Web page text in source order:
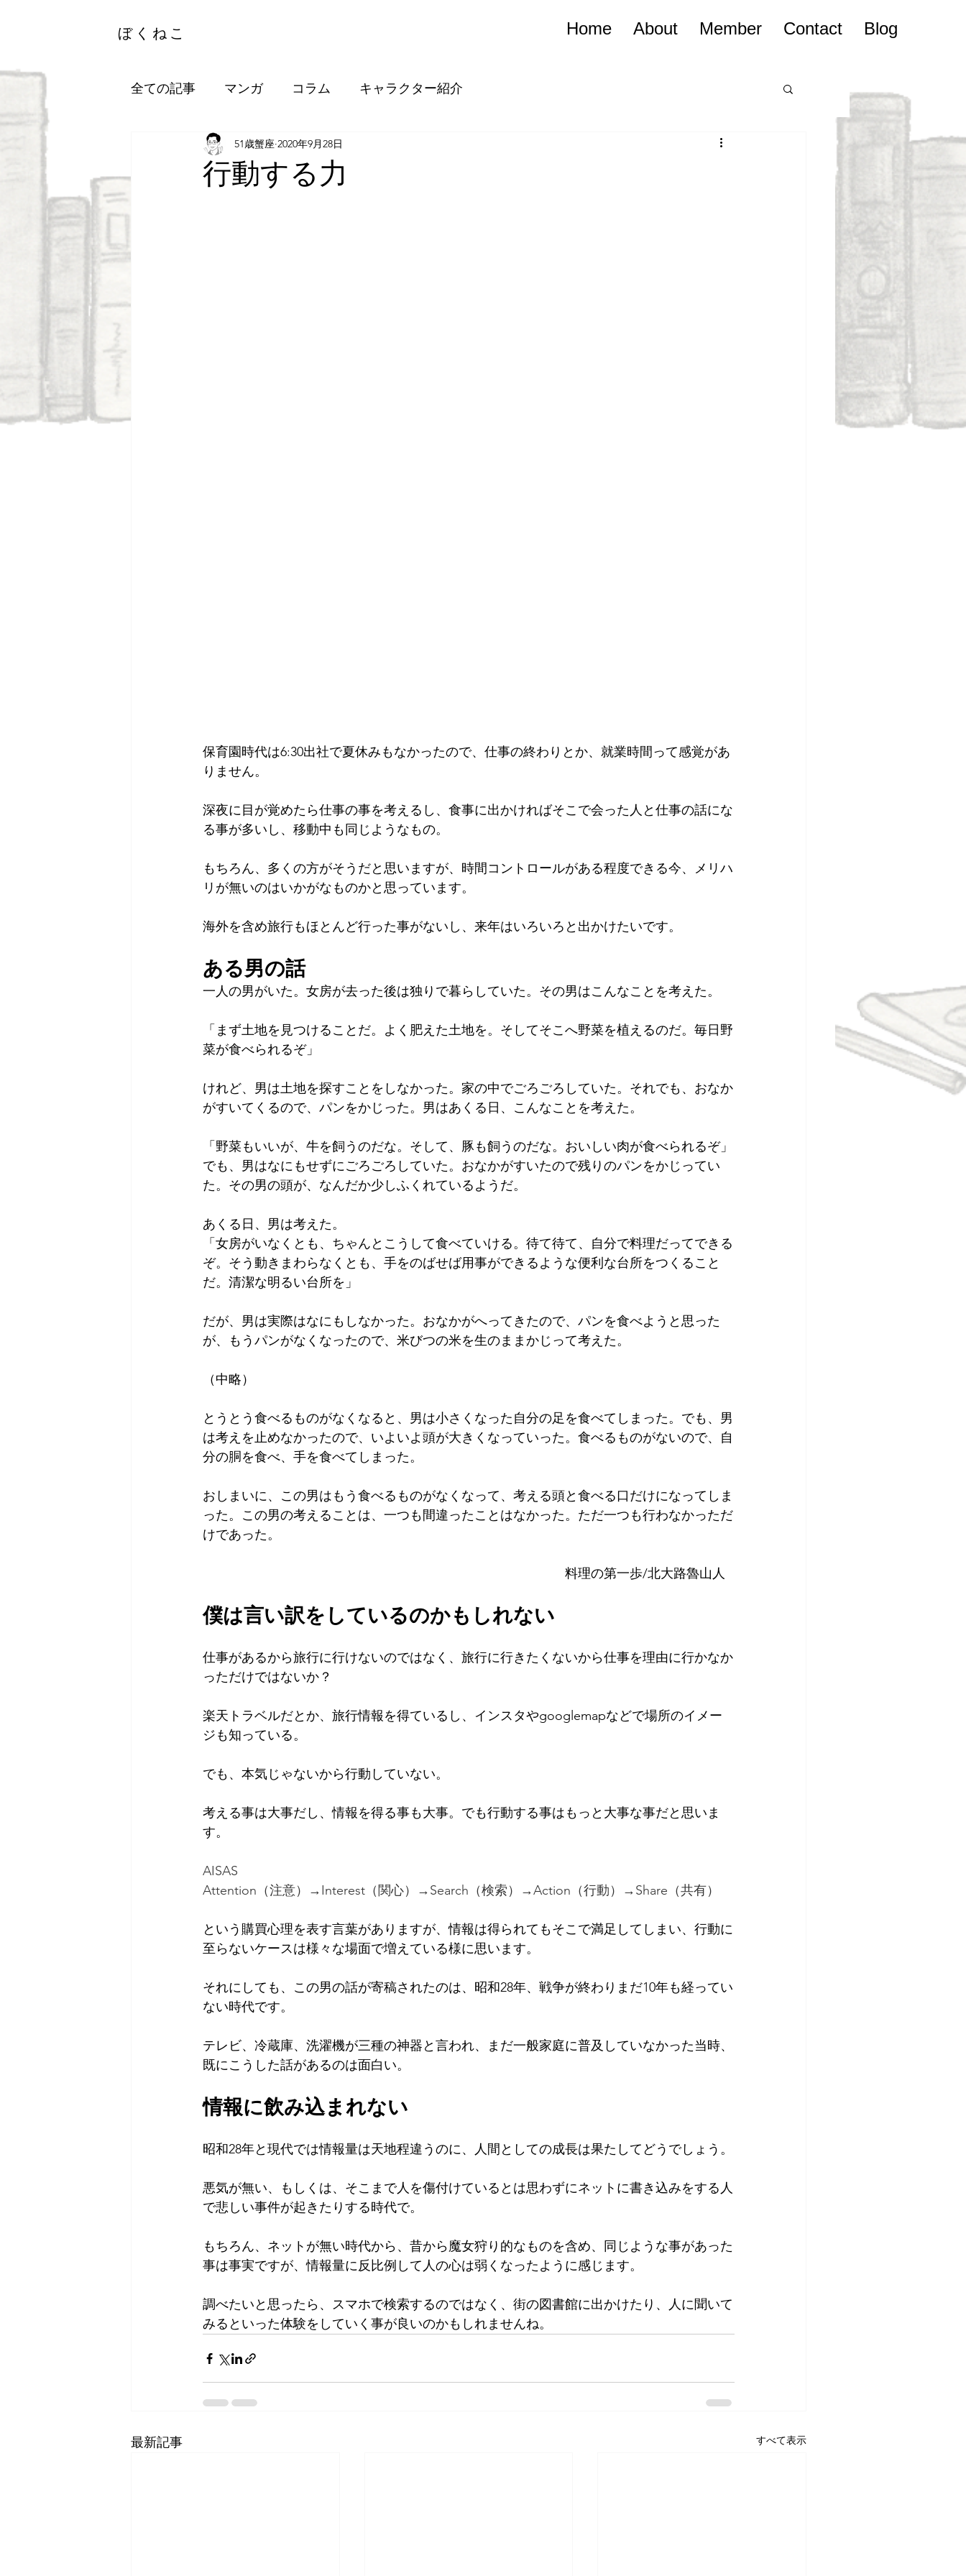
ぼくねこ Home About Member Contact Blog
全ての記事 マンガ コラム キャラクター紹介
行動する力
51歳蟹座 2020年9月28日
保育園時代は6:30出社で夏休みもなかったので、仕事の終わりとか、就業時間って感覚があ
りません。
深夜に目が覚めたら仕事の事を考えるし、食事に出かければそこで会った人と仕事の話にな
る事が多いし、移動中も同じようなもの。
もちろん、多くの方がそうだと思いますが、時間コントロールがある程度できる今、メリハ
リが無いのはいかがなものかと思っています。
海外を含め旅行もほとんど行った事がないし、来年はいろいろと出かけたいです。
ある男の話
一人の男がいた。女房が去った後は独りで暮らしていた。その男はこんなことを考えた。
「まず土地を見つけることだ。よく肥えた土地を。そしてそこへ野菜を植えるのだ。毎日野
菜が食べられるぞ」
けれど、男は土地を探すことをしなかった。家の中でごろごろしていた。それでも、おなか
がすいてくるので、パンをかじった。男はあくる日、こんなことを考えた。
「野菜もいいが、牛を飼うのだな。そして、豚も飼うのだな。おいしい肉が食べられるぞ」
でも、男はなにもせずにごろごろしていた。おなかがすいたので残りのパンをかじってい
た。その男の頭が、なんだか少しふくれているようだ。
あくる日、男は考えた。
「女房がいなくとも、ちゃんとこうして食べていける。待て待て、自分で料理だってできる
ぞ。そう動きまわらなくとも、手をのばせば用事ができるような便利な台所をつくること
だ。清潔な明るい台所を」
だが、男は実際はなにもしなかった。おなかがへってきたので、パンを食べようと思った
が、もうパンがなくなったので、米びつの米を生のままかじって考えた。
（中略）
とうとう食べるものがなくなると、男は小さくなった自分の足を食べてしまった。でも、男
は考えを止めなかったので、いよいよ頭が大きくなっていった。食べるものがないので、自
分の胴を食べ、手を食べてしまった。
おしまいに、この男はもう食べるものがなくなって、考える頭と食べる口だけになってしま
った。この男の考えることは、一つも間違ったことはなかった。ただ一つも行わなかっただ
けであった。
料理の第一歩/北大路魯山人
僕は言い訳をしているのかもしれない
仕事があるから旅行に行けないのではなく、旅行に行きたくないから仕事を理由に行かなか
っただけではないか？
楽天トラベルだとか、旅行情報を得ているし、インスタやgooglemapなどで場所のイメー
ジも知っている。
でも、本気じゃないから行動していない。
考える事は大事だし、情報を得る事も大事。でも行動する事はもっと大事な事だと思いま
す。
AISAS
Attention（注意）→Interest（関心）→Search（検索）→Action（行動）→Share（共有）
という購買心理を表す言葉がありますが、情報は得られてもそこで満足してしまい、行動に
至らないケースは様々な場面で増えている様に思います。
それにしても、この男の話が寄稿されたのは、昭和28年、戦争が終わりまだ10年も経ってい
ない時代です。
テレビ、冷蔵庫、洗濯機が三種の神器と言われ、まだ一般家庭に普及していなかった当時、
既にこうした話があるのは面白い。
情報に飲み込まれない
昭和28年と現代では情報量は天地程違うのに、人間としての成長は果たしてどうでしょう。
悪気が無い、もしくは、そこまで人を傷付けているとは思わずにネットに書き込みをする人
で悲しい事件が起きたりする時代で。
もちろん、ネットが無い時代から、昔から魔女狩り的なものを含め、同じような事があった
事は事実ですが、情報量に反比例して人の心は弱くなったように感じます。
調べたいと思ったら、スマホで検索するのではなく、街の図書館に出かけたり、人に聞いて
みるといった体験をしていく事が良いのかもしれませんね。
最新記事 すべて表示